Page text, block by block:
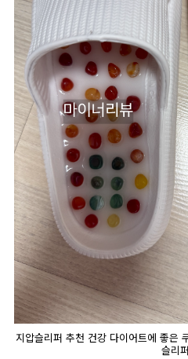
지압슬리퍼 추천 건강 다이어트에 좋은
슬리퍼